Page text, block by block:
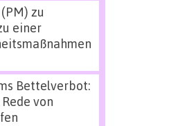
zu
einer
Bettelverbot:
von